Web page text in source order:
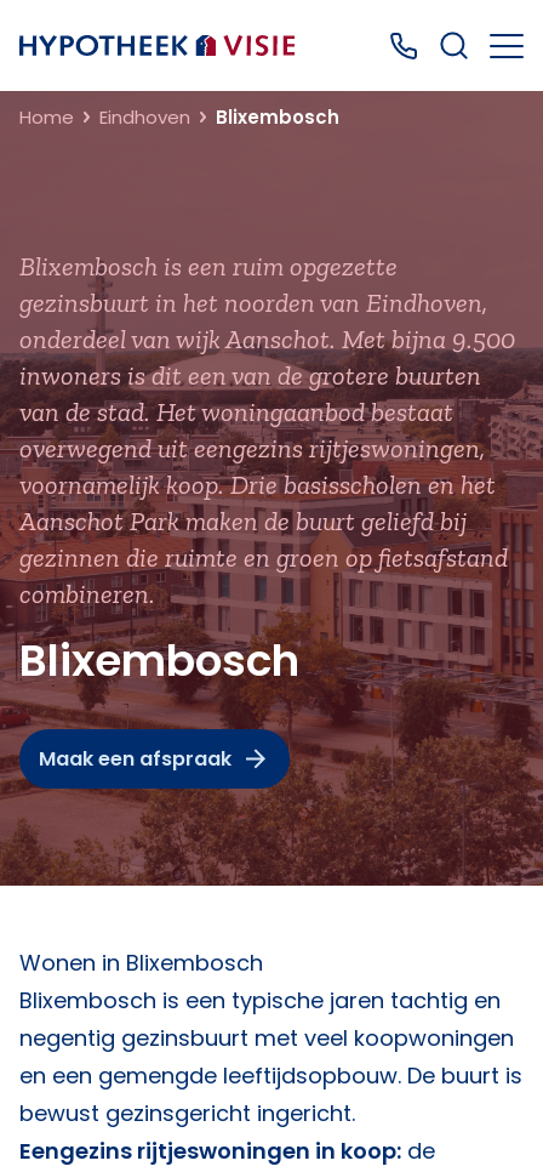
Terug naar home Bel ons: 0499
Home Eindhoven Blixembosch
Blixembosch is een ruim opgezette
gezinsbuurt in het noorden van Eindhoven,
onderdeel van wijk Aanschot. Met bijna 9.500
inwoners is dit een van de grotere buurten
van de stad. Het woningaanbod bestaat
overwegend uit eengezins rijtjeswoningen,
voornamelijk koop. Drie basisscholen en het
Aanschot Park maken de buurt geliefd bij
gezinnen die ruimte en groen op fietsafstand
combineren.
Blixembosch
Maak een afspraak
Wonen in Blixembosch
Blixembosch is een typische jaren tachtig en
negentig gezinsbuurt met veel koopwoningen
en een gemengde leeftijdsopbouw. De buurt is
bewust gezinsgericht ingericht.
Eengezins rijtjeswoningen in koop: de